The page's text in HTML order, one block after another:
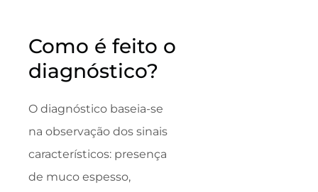
Como é feito o
diagnóstico?
O diagnóstico baseia-se
na observação dos sinais
característicos: presença
de muco espesso,